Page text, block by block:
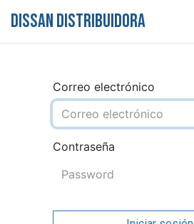
DISSAN DISTRIBUIDORA
Correo electrónico
Contraseña